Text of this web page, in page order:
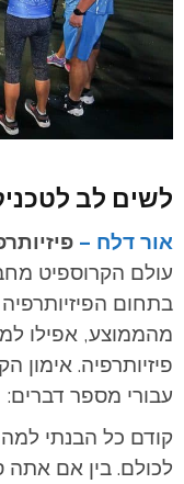
לשים לב
אור דלח –
עולם הקרוספיט
בתחום
מהממוצע, אפילו
פיזיותרפיה. אימון
עבורי מספר דברים:
קודם כל הבנתי
לכולם. בין אם אתה